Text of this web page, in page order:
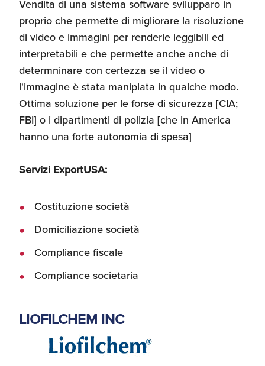
Vendita di una sistema software svilupparo in
proprio che permette di migliorare la risoluzione
di video e immagini per renderle leggibili ed
interpretabili e che permette anche anche di
determninare con certezza se il video o
l'immagine è stata maniplata in qualche modo.
Ottima soluzione per le forse di sicurezza [CIA;
FBI] o i dipartimenti di polizia [che in America
hanno una forte autonomia di spesa]
Servizi ExportUSA:
Costituzione società
Domiciliazione società
Compliance fiscale
Compliance societaria
LIOFILCHEM INC